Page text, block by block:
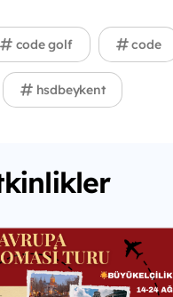
code golf code
hsdbeykent